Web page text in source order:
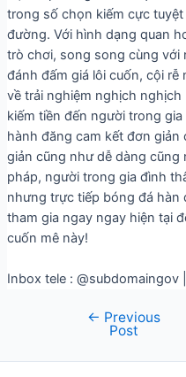
trong số chọn kiếm cực tuyệt
đường. Với hình dạng quan
trò chơi, song song cùng với
đánh đấm giá lôi cuốn, cội
về trải nghiệm nghịch
kiếm tiền đến người trong
hành đăng cam kết đơn
giản cũng như dễ dàng cũng
pháp, người trong gia đình
nhưng trực tiếp bóng đá hàn
tham gia ngay ngay hiện tại
cuốn mê này!
Inbox tele :
← Previous
Post